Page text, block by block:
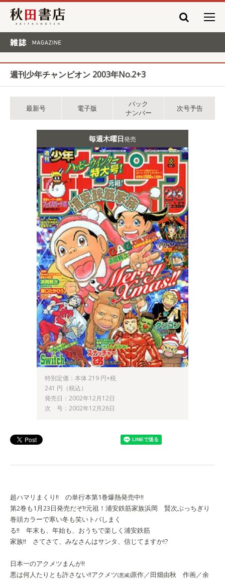
秋田書店
週刊少年チャンピオン 2003年No.2+3
最新号 電子版
バック
ナンバー
次号予告
毎週木曜日発売
特別定価：本体 219 円+税
241 円（税込）
発売日：2002年12月12日
次 号：2002年12月26日
超ハマリまくり!! の単行本第1巻爆熱発売中!!
第2巻も1月23日発売だぞ!!元祖！浦安鉄筋家族浜岡 賢次ぶっちぎり
巻頭カラーで寒い冬も笑いトバしまく
る!! 年末も、年始も、おうちで楽しく浦安鉄筋
家族!! さてさて、みなさんはサンタ、信じてますか!?
日本一のアクメツまんが!!
悪は何人たりとも許さない!!アクメツ(悪滅)原作／田畑由秋 作画／余